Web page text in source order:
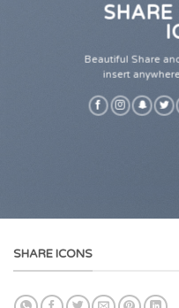
Beautiful Share
insert
SHARE ICONS